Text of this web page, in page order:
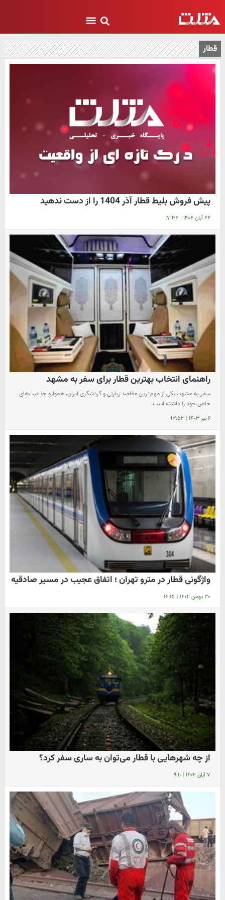
قطار
پیش فروش بلیط قطار آذر 1404 را از دست ندهید
۲۴ آبان ۱۴۰۴ | ۱۷:۳۴
راهنمای انتخاب بهترین قطار برای سفر به مشهد
سفر به مشهد، یکی از مهم‌ترین مقاصد زیارتی و گردشگری ایران، همواره جذابیت‌های
خاص خود را داشته است.
۶ تیر ۱۴۰۳ | ۱۳:۵۲
واژگونی قطار در مترو تهران ؛ اتفاق عجیب در مسیر صادقیه
۳۰ بهمن ۱۴۰۲ | ۱۴:۱۵
از چه شهرهایی با قطار می‌توان به ساری سفر کرد؟
۷ آبان ۱۴۰۲ | ۹:۱۱